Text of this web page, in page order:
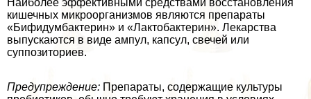
кишечных микроорганизмов являются препараты
«Бифидумбактерин» и «Лактобактерин». Лекарства
выпускаются в виде ампул, капсул, свечей или
суппозиториев.
Предупреждение: Препараты, содержащие культуры